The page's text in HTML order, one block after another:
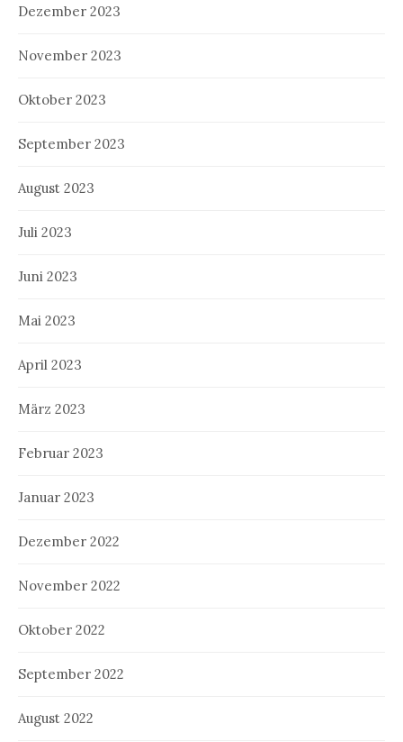
Dezember 2023
November 2023
Oktober 2023
September 2023
August 2023
Juli 2023
Juni 2023
Mai 2023
April 2023
März 2023
Februar 2023
Januar 2023
Dezember 2022
November 2022
Oktober 2022
September 2022
August 2022